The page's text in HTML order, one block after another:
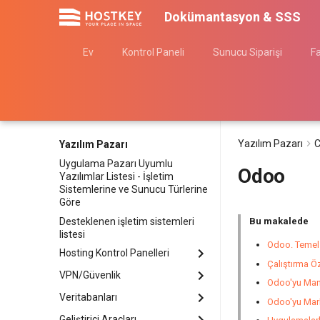
Dokümantasyon & SSS
Ev Kontrol Paneli Sunucu Siparişi
Yazılım Pazarı
Uygulama Pazarı Uyumlu
Yazılımlar Listesi - İşletim
Sistemlerine ve Sunucu Türlerine
Göre
Desteklenen işletim sistemleri
listesi
Hosting Kontrol Panelleri
Ispmanager
aaPanel
BrainyCP
VPN/Güvenlik
3X-UI Grafik Paneli
AmneziaVPN Server
Veritabanları
Yazılım Pazarı
Odoo
Bu makalede
Odoo.
Çalıştırma
Odoo'yu
Odoo'yu